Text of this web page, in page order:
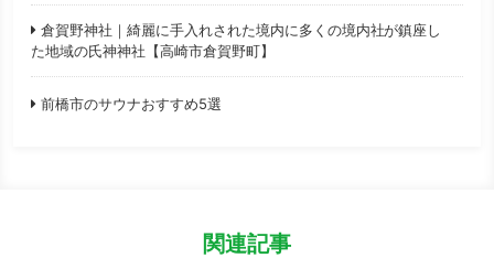
倉賀野神社｜綺麗に手入れされた境内に多くの境内社が鎮座し
た地域の氏神神社【高崎市倉賀野町】
前橋市のサウナおすすめ5選
関連記事